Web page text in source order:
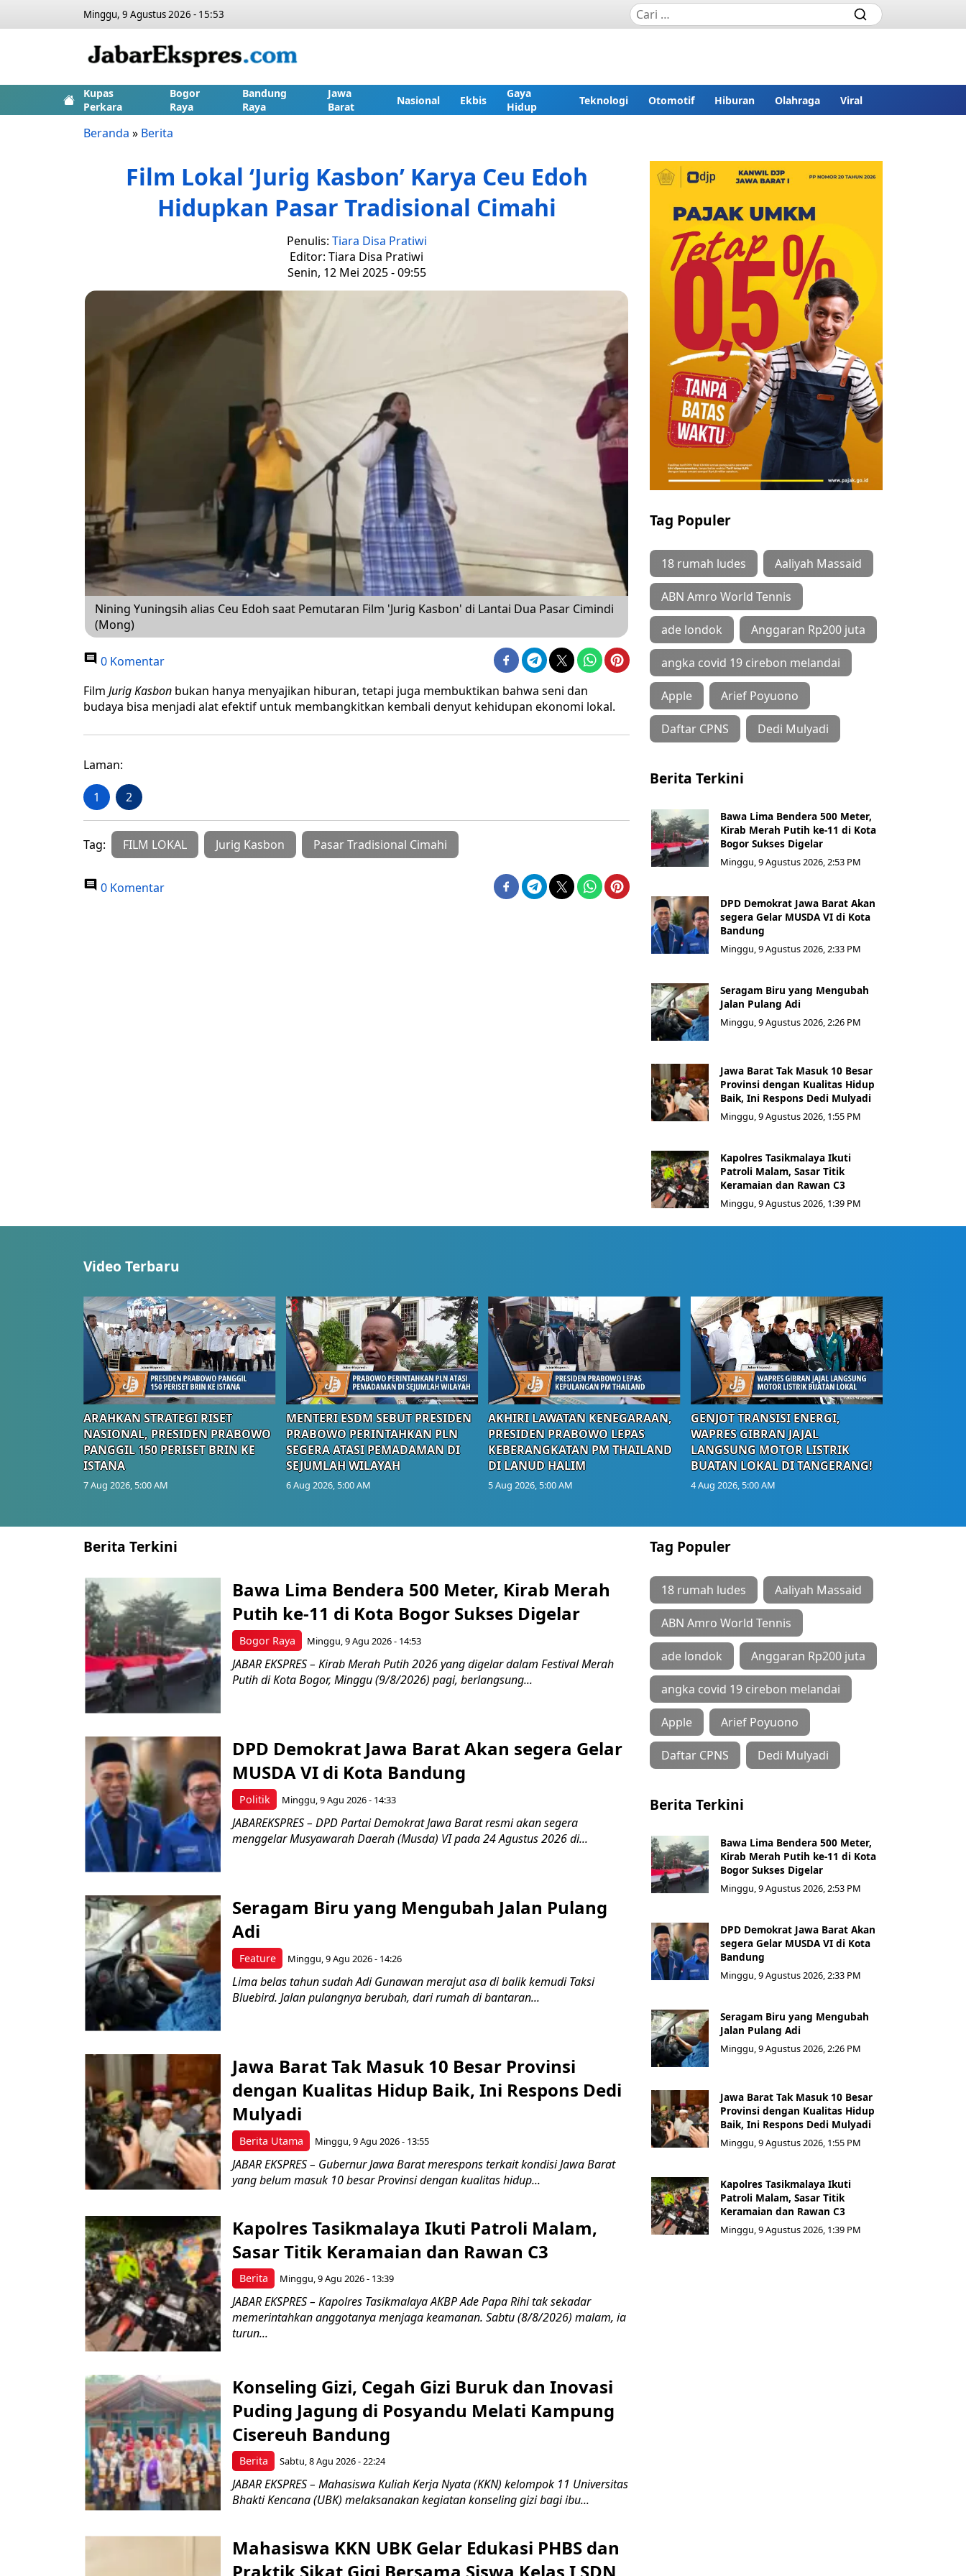
Minggu, 9 Agustus 2026 - 15:53
Kupas
Perkara
Bogor
Raya
Bandung
Raya
Jawa
Barat
Nasional Ekbis
Gaya
Hidup
Teknologi Otomotif Hiburan Olahraga Viral
Beranda » Berita
Film Lokal ‘Jurig Kasbon’ Karya Ceu Edoh
Hidupkan Pasar Tradisional Cimahi
Penulis: Tiara Disa Pratiwi
Editor: Tiara Disa Pratiwi
Senin, 12 Mei 2025 - 09:55
Nining Yuningsih alias Ceu Edoh saat Pemutaran Film 'Jurig Kasbon' di Lantai Dua Pasar Cimindi
(Mong)
0 Komentar
Film Jurig Kasbon bukan hanya menyajikan hiburan, tetapi juga membuktikan bahwa seni dan
budaya bisa menjadi alat efektif untuk membangkitkan kembali denyut kehidupan ekonomi lokal.
Laman:
1 2
Tag: FILM LOKAL Jurig Kasbon Pasar Tradisional Cimahi
0 Komentar
Tag Populer
18 rumah ludes Aaliyah Massaid
ABN Amro World Tennis
ade londok Anggaran Rp200 juta
angka covid 19 cirebon melandai
Apple Arief Poyuono
Daftar CPNS Dedi Mulyadi
Berita Terkini
Bawa Lima Bendera 500 Meter,
Kirab Merah Putih ke-11 di Kota
Bogor Sukses Digelar
Minggu, 9 Agustus 2026, 2:53 PM
DPD Demokrat Jawa Barat Akan
segera Gelar MUSDA VI di Kota
Bandung
Minggu, 9 Agustus 2026, 2:33 PM
Seragam Biru yang Mengubah
Jalan Pulang Adi
Minggu, 9 Agustus 2026, 2:26 PM
Jawa Barat Tak Masuk 10 Besar
Provinsi dengan Kualitas Hidup
Baik, Ini Respons Dedi Mulyadi
Minggu, 9 Agustus 2026, 1:55 PM
Kapolres Tasikmalaya Ikuti
Patroli Malam, Sasar Titik
Keramaian dan Rawan C3
Minggu, 9 Agustus 2026, 1:39 PM
Video Terbaru
ARAHKAN STRATEGI RISET
NASIONAL, PRESIDEN PRABOWO
PANGGIL 150 PERISET BRIN KE
ISTANA
7 Aug 2026, 5:00 AM
MENTERI ESDM SEBUT PRESIDEN
PRABOWO PERINTAHKAN PLN
SEGERA ATASI PEMADAMAN DI
SEJUMLAH WILAYAH
6 Aug 2026, 5:00 AM
AKHIRI LAWATAN KENEGARAAN,
PRESIDEN PRABOWO LEPAS
KEBERANGKATAN PM THAILAND
DI LANUD HALIM
5 Aug 2026, 5:00 AM
GENJOT TRANSISI ENERGI,
WAPRES GIBRAN JAJAL
LANGSUNG MOTOR LISTRIK
BUATAN LOKAL DI TANGERANG!
4 Aug 2026, 5:00 AM
Berita Terkini
Bogor Raya
Bawa Lima Bendera 500 Meter, Kirab Merah
Putih ke-11 di Kota Bogor Sukses Digelar
Minggu, 9 Agu 2026 - 14:53
JABAR EKSPRES – Kirab Merah Putih 2026 yang digelar dalam Festival Merah
Putih di Kota Bogor, Minggu (9/8/2026) pagi, berlangsung...
Politik
DPD Demokrat Jawa Barat Akan segera Gelar
MUSDA VI di Kota Bandung
Minggu, 9 Agu 2026 - 14:33
JABAREKSPRES – DPD Partai Demokrat Jawa Barat resmi akan segera
menggelar Musyawarah Daerah (Musda) VI pada 24 Agustus 2026 di...
Feature
Seragam Biru yang Mengubah Jalan Pulang
Adi
Minggu, 9 Agu 2026 - 14:26
Lima belas tahun sudah Adi Gunawan merajut asa di balik kemudi Taksi
Bluebird. Jalan pulangnya berubah, dari rumah di bantaran...
Berita Utama
Jawa Barat Tak Masuk 10 Besar Provinsi
dengan Kualitas Hidup Baik, Ini Respons Dedi
Mulyadi
Minggu, 9 Agu 2026 - 13:55
JABAR EKSPRES – Gubernur Jawa Barat merespons terkait kondisi Jawa Barat
yang belum masuk 10 besar Provinsi dengan kualitas hidup...
Berita
Kapolres Tasikmalaya Ikuti Patroli Malam,
Sasar Titik Keramaian dan Rawan C3
Minggu, 9 Agu 2026 - 13:39
JABAR EKSPRES – Kapolres Tasikmalaya AKBP Ade Papa Rihi tak sekadar
memerintahkan anggotanya menjaga keamanan. Sabtu (8/8/2026) malam, ia
turun...
Berita
Konseling Gizi, Cegah Gizi Buruk dan Inovasi
Puding Jagung di Posyandu Melati Kampung
Cisereuh Bandung
Sabtu, 8 Agu 2026 - 22:24
JABAR EKSPRES – Mahasiswa Kuliah Kerja Nyata (KKN) kelompok 11 Universitas
Bhakti Kencana (UBK) melaksanakan kegiatan konseling gizi bagi ibu...
Mahasiswa KKN UBK Gelar Edukasi PHBS dan
Tag Populer
18 rumah ludes Aaliyah Massaid
ABN Amro World Tennis
ade londok Anggaran Rp200 juta
angka covid 19 cirebon melandai
Apple Arief Poyuono
Daftar CPNS Dedi Mulyadi
Berita Terkini
Bawa Lima Bendera 500 Meter,
Kirab Merah Putih ke-11 di Kota
Bogor Sukses Digelar
Minggu, 9 Agustus 2026, 2:53 PM
DPD Demokrat Jawa Barat Akan
segera Gelar MUSDA VI di Kota
Bandung
Minggu, 9 Agustus 2026, 2:33 PM
Seragam Biru yang Mengubah
Jalan Pulang Adi
Minggu, 9 Agustus 2026, 2:26 PM
Jawa Barat Tak Masuk 10 Besar
Provinsi dengan Kualitas Hidup
Baik, Ini Respons Dedi Mulyadi
Minggu, 9 Agustus 2026, 1:55 PM
Kapolres Tasikmalaya Ikuti
Patroli Malam, Sasar Titik
Keramaian dan Rawan C3
Minggu, 9 Agustus 2026, 1:39 PM